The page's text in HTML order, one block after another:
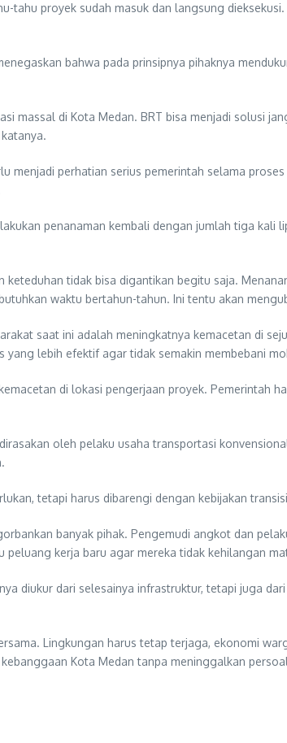
tahu proyek sudah masuk dan langsung
bahwa pada prinsipnya pihaknya
massal di Kota Medan. BRT bisa menjadi solusi
menjadi perhatian serius pemerintah selama
penanaman kembali dengan jumlah tiga
keteduhan tidak bisa digantikan begitu saja.
waktu bertahun-tahun. Ini tentu akan
saat ini adalah meningkatnya kemacetan di
lebih efektif agar tidak semakin membebani
di lokasi pengerjaan proyek. Pemerintah
oleh pelaku usaha transportasi
tetapi harus dibarengi dengan kebijakan
banyak pihak. Pengemudi angkot dan
kerja baru agar mereka tidak kehilangan
diukur dari selesainya infrastruktur, tetapi juga
Lingkungan harus tetap terjaga, ekonomi
Kota Medan tanpa meninggalkan